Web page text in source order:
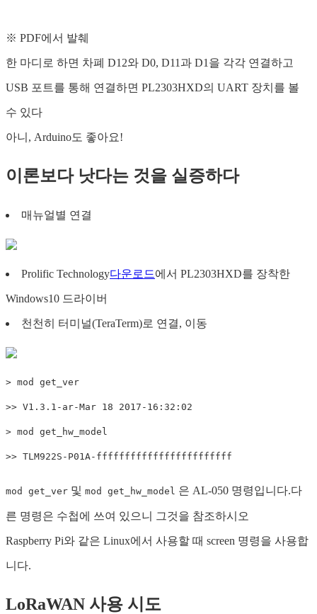
※ PDF에서 발췌
한 마디로 하면 차폐 D12와 D0, D11과 D1을 각각 연결하고
USB 포트를 통해 연결하면 PL2303HXD의 UART 장치를 볼
수 있다
아니, Arduino도 좋아요!
이론보다 낫다는 것을 실증하다
매뉴얼별 연결
Prolific Technology다운로드에서 PL2303HXD를 장착한
Windows10 드라이버
천천히 터미널(TeraTerm)로 연결, 이동
> mod get_ver
>> V1.3.1-ar-Mar 18 2017-16:32:02
> mod get_hw_model
mod get_ver 및 mod get_hw_model 은 AL-050 명령입니다.다
른 명령은 수첩에 쓰여 있으니 그것을 참조하시오
Raspberry Pi와 같은 Linux에서 사용할 때 screen 명령을 사용합
니다.
LoRaWAN 사용 시도